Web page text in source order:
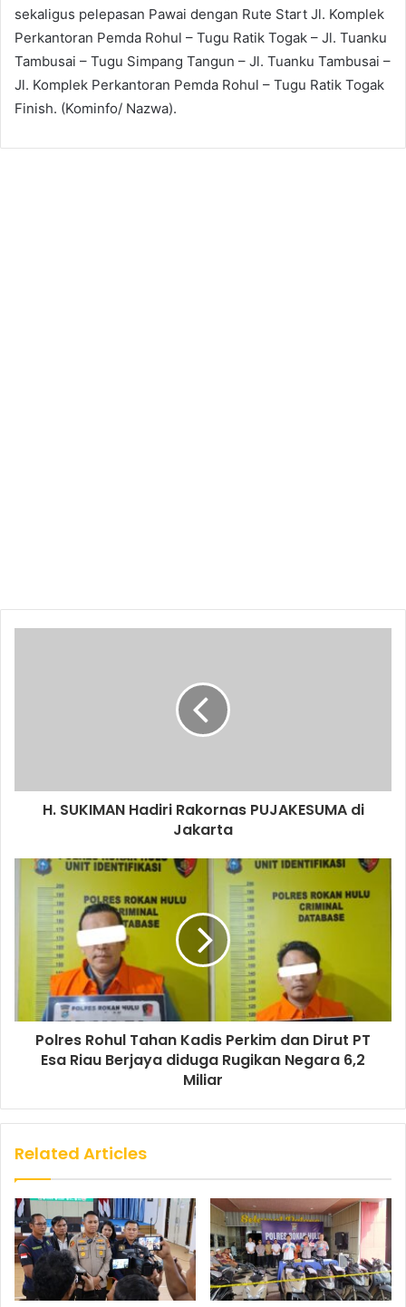
sekaligus pelepasan Pawai dengan Rute Start Jl. Komplek
Perkantoran Pemda Rohul – Tugu Ratik Togak – Jl. Tuanku
Tambusai – Tugu Simpang Tangun – Jl. Tuanku Tambusai –
Jl. Komplek Perkantoran Pemda Rohul – Tugu Ratik Togak
Finish. (Kominfo/ Nazwa).
H. SUKIMAN Hadiri Rakornas PUJAKESUMA di
Jakarta
Polres Rohul Tahan Kadis Perkim dan Dirut PT
Esa Riau Berjaya diduga Rugikan Negara 6,2
Miliar
Related Articles